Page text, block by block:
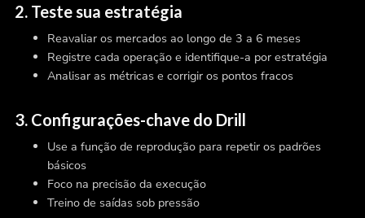
2. Teste sua estratégia
Reavaliar os mercados ao longo de 3 a 6 meses
Registre cada operação e identifique-a por estratégia
Analisar as métricas e corrigir os pontos fracos
3. Configurações-chave do Drill
Use a função de reprodução para repetir os padrões
básicos
Foco na precisão da execução
Treino de saídas sob pressão